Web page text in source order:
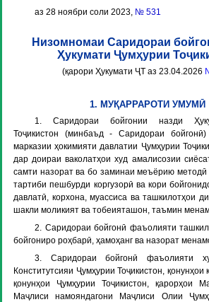
аз 28 ноябри соли 2023, № 531
Низомномаи Саридораи
Ҳукумати Ҷумҳурии
(қарори Ҳукумати ҶТ аз 23.04.2026
1. МУҚАРРАРОТИ УМУМӢ
1. Саридораи бойгонии назди
Тоҷикистон (минбаъд - Саридораи бойгонӣ)
марказии ҳокимияти давлатии Ҷумҳурии
дар доираи ваколатҳои худ амалисозии
самти назорат ва бо заминаи меъёрию
тартиби пешбурди коргузорӣ ва кори
давлатӣ, корхона, муассиса ва ташкилотҳои
шакли моликият ва тобеияташон, таъмин
2. Саридораи бойгонӣ фаъолияти
бойгониро роҳбарӣ, ҳамоҳанг ва назорат
3. Саридораи бойгонӣ фаъолияти
Конститутсияи Ҷумҳурии Тоҷикистон, қонунҳои
қонунҳои Ҷумҳурии Тоҷикистон, қарорҳои
Маҷлиси намояндагони Маҷлиси Олии